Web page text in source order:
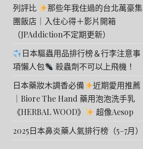
列評比
那些年我住過的台北萬豪集
團飯店｜入住心得＋影片開箱
（JPAddiction不定期更新）
日本驅蟲用品排行榜＆行李注意事
項懶人包
殺蟲劑不可以上飛機！
日本藥妝木調香必備
近期愛用推薦
｜Biore The Hand 藥用泡泡洗手乳
《HERBAL WOOD》
超像Aesop
2025日本鼻炎藥人氣排行榜（5–7月）